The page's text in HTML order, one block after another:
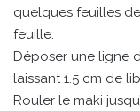
quelques feuilles
feuille.
Déposer une ligne
laissant 1.5 cm de
Rouler le maki